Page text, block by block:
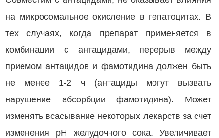
на микросомальное окисление в гепатоцитах. В
тех случаях, когда препарат применяется в
комбинации с антацидами, перерыв между
приемом антацидов и фамотидина должен быть
не менее 1-2 ч (антациды могут вызвать
нарушение абсорбции фамотидина). Может
изменять всасывание некоторых лекарств за счет
изменения pH желудочного сока. Увеличивает